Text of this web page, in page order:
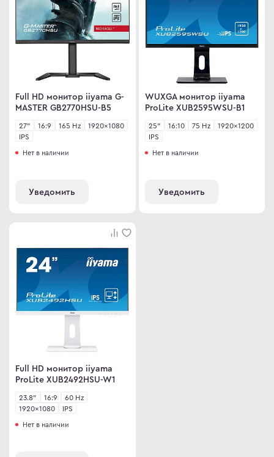
Full HD монитор iiyama G-
MASTER GB2770HSU-B5
27" 16:9 165 Hz
1920×1080
IPS
Нет в наличии
Уведомить
WUXGA монитор iiyama
ProLite XUB2595WSU-B1
25" 16:10 75 Hz
1920×1200
IPS
Нет в наличии
Уведомить
Full HD монитор iiyama
ProLite XUB2492HSU-W1
23.8" 16:9
60 Hz
1920×1080
IPS
Нет в наличии